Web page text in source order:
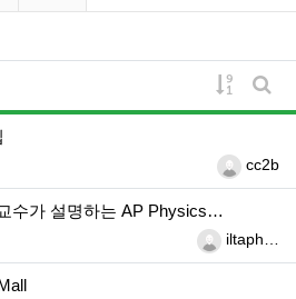
게시물
게
등록자cc2b
수가 설명하는 AP Physics…
등록자iltaph…